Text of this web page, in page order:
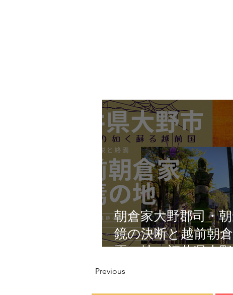
朝倉家大野郡司・朝
鏡の決断と越前朝倉
焉の地・福井県大
Previous